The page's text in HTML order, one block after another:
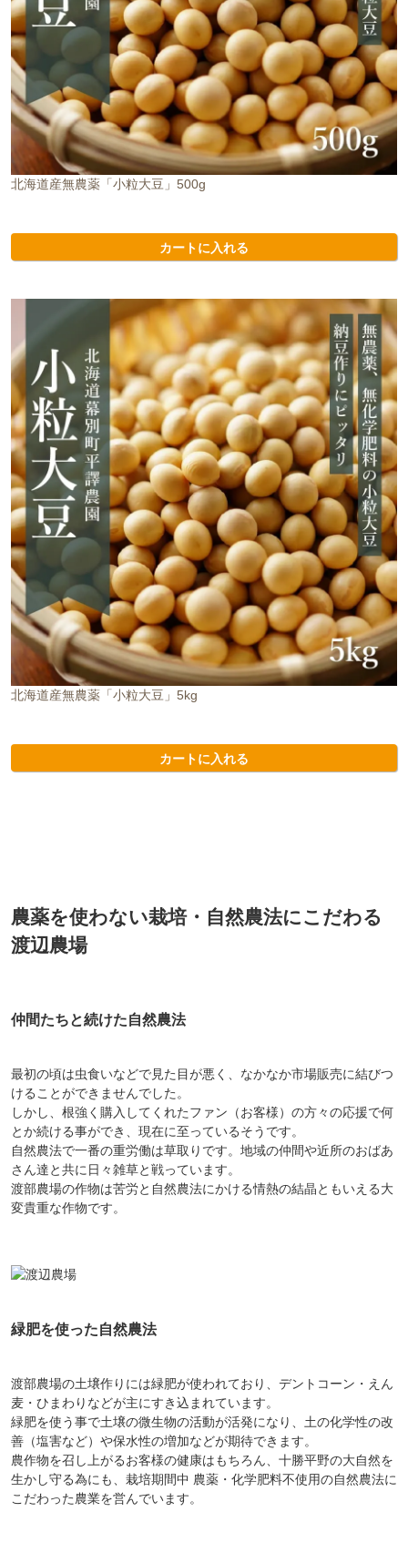
北海道産無農薬「小粒大豆」500g
カートに入れる
北海道産無農薬「小粒大豆」5kg
カートに入れる
農薬を使わない栽培・自然農法にこだわる
渡辺農場
仲間たちと続けた自然農法
最初の頃は虫食いなどで見た目が悪く、なかなか市場販売に結びつ
けることができませんでした。
しかし、根強く購入してくれたファン（お客様）の方々の応援で何
とか続ける事ができ、現在に至っているそうです。
自然農法で一番の重労働は草取りです。地域の仲間や近所のおばあ
さん達と共に日々雑草と戦っています。
渡部農場の作物は苦労と自然農法にかける情熱の結晶ともいえる大
変貴重な作物です。
緑肥を使った自然農法
渡部農場の土壌作りには緑肥が使われており、デントコーン・えん
麦・ひまわりなどが主にすき込まれています。
緑肥を使う事で土壌の微生物の活動が活発になり、土の化学性の改
善（塩害など）や保水性の増加などが期待できます。
農作物を召し上がるお客様の健康はもちろん、十勝平野の大自然を
生かし守る為にも、栽培期間中 農薬・化学肥料不使用の自然農法に
こだわった農業を営んでいます。